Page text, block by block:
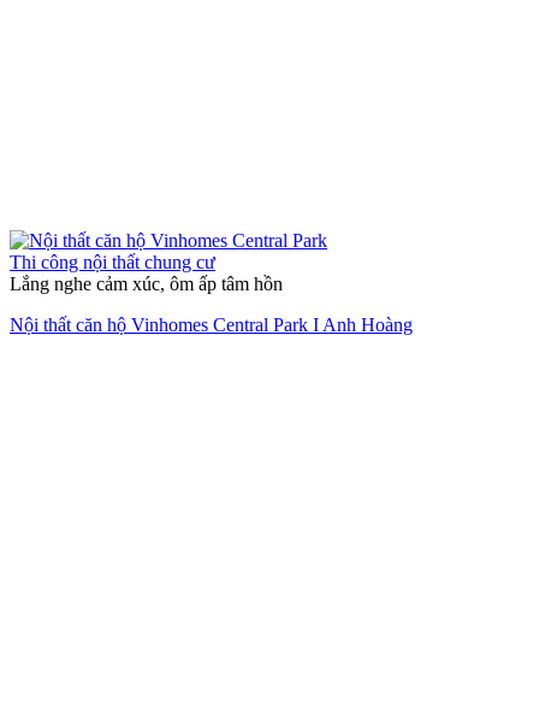
Thi công nội thất chung cư
Lắng nghe cảm xúc, ôm ấp tâm hồn
Nội thất căn hộ Vinhomes Central Park I Anh Hoàng